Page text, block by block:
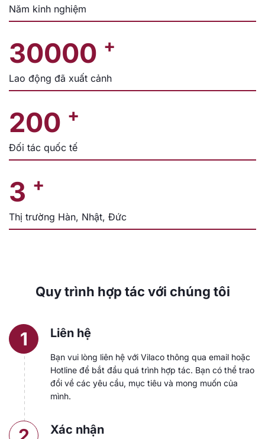
Năm kinh nghiệm
30000 +
Lao động đã xuất cảnh
200 +
Đối tác quốc tế
3 +
Thị trường Hàn, Nhật, Đức
Quy trình hợp tác với chúng tôi
1 Liên hệ
Bạn vui lòng liên hệ với Vilaco thông qua email hoặc
Hotline để bắt đầu quá trình hợp tác. Bạn có thể trao
đổi về các yêu cầu, mục tiêu và mong muốn của
mình.
Xác nhận